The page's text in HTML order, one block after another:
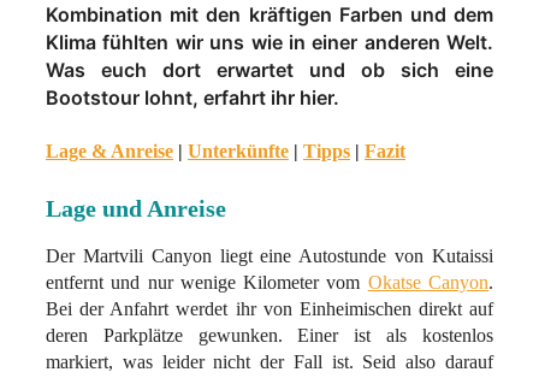
Kombination mit den kräftigen Farben und dem
Klima fühlten wir uns wie in einer anderen Welt.
Was euch dort erwartet und ob sich eine
Bootstour lohnt, erfahrt ihr hier.
Lage & Anreise | Unterkünfte | Tipps | Fazit
Lage und Anreise
Der Martvili Canyon liegt eine Autostunde von Kutaissi
entfernt und nur wenige Kilometer vom Okatse Canyon.
Bei der Anfahrt werdet ihr von Einheimischen direkt auf
deren Parkplätze gewunken. Einer ist als kostenlos
markiert, was leider nicht der Fall ist. Seid also darauf